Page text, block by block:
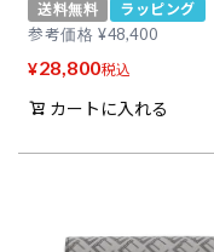
送料無料
ラッピング
参考価格 ¥48,400
¥28,800税込
カートに入れる